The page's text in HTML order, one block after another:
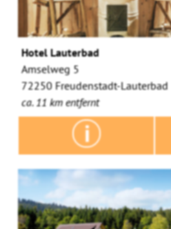
Hotel Lauterbad
Amselweg 5
72250 Freudenstadt-Lauterbad
ca. 11 km entfernt